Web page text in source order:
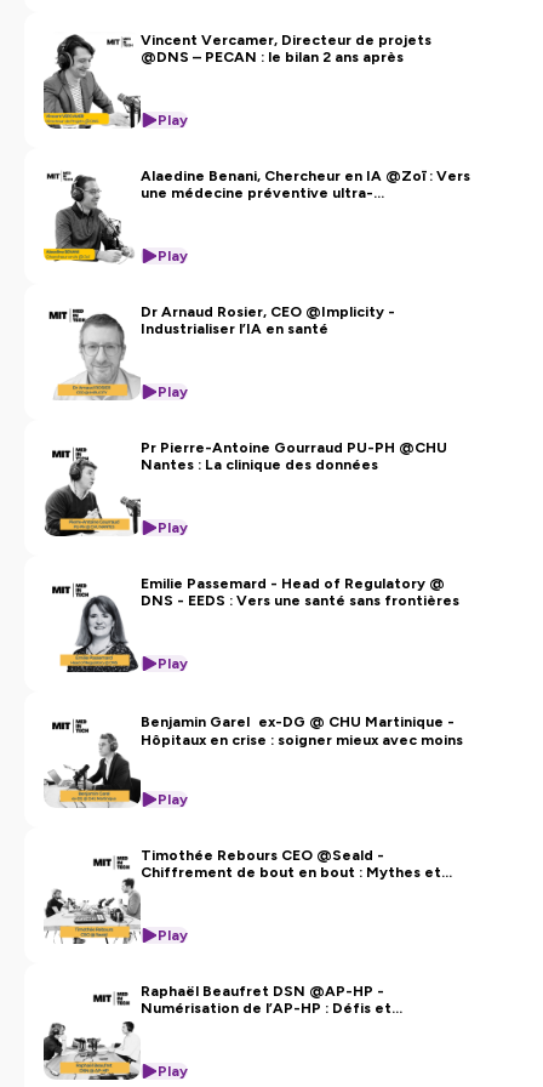
obstacles.
Hébergé par Ausha. Visitez
confidentialitepour plus d'informations.
Vincent Vercamer, Directeur de projets
@DNS – PECAN : le bilan 2 ans après
Play
Alaedine Benani, Chercheur en IA @Zoī : Vers
une médecine préventive ultra-
Play
Dr Arnaud Rosier, CEO @Implicity -
Industrialiser l’IA en santé
Play
Pr Pierre-Antoine Gourraud PU-PH @CHU
Nantes : La clinique des données
Play
Emilie Passemard - Head of Regulatory @
DNS - EEDS : Vers une santé sans frontières
Play
Benjamin Garel ex-DG @ CHU Martinique -
Hôpitaux en crise : soigner mieux avec moins
Play
Timothée Rebours CEO @Seald -
Chiffrement de bout en bout : Mythes et
Play
Raphaël Beaufret DSN @AP-HP -
Numérisation de l’AP-HP : Défis et
Play